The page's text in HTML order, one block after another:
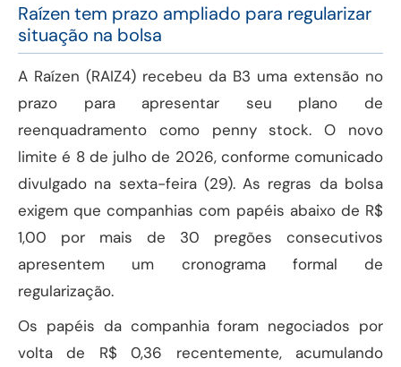
Raízen tem prazo ampliado para regularizar
situação na bolsa
A Raízen (RAIZ4) recebeu da B3 uma extensão no
prazo para apresentar seu plano de
reenquadramento como penny stock. O novo
limite é 8 de julho de 2026, conforme comunicado
divulgado na sexta-feira (29). As regras da bolsa
exigem que companhias com papéis abaixo de R$
1,00 por mais de 30 pregões consecutivos
apresentem um cronograma formal de
regularização.
Os papéis da companhia foram negociados por
volta de R$ 0,36 recentemente, acumulando